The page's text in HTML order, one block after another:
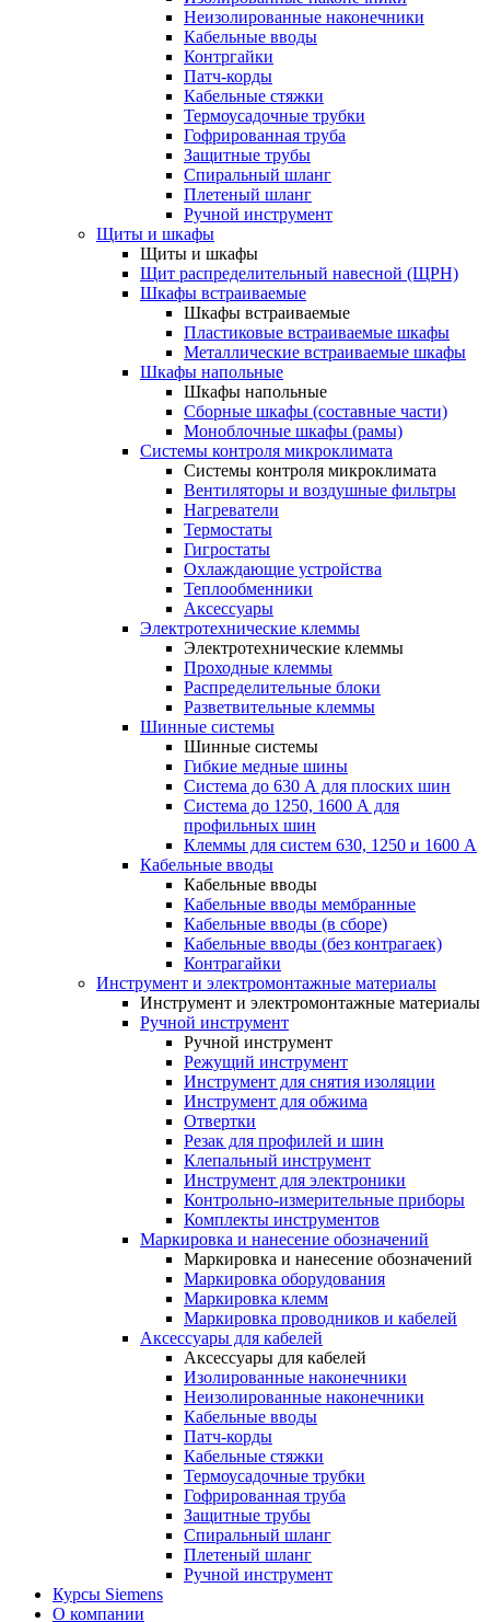
Неизолированные наконечники
Кабельные вводы
Контргайки
Патч-корды
Кабельные стяжки
Термоусадочные трубки
Гофрированная труба
Защитные трубы
Спиральный шланг
Плетеный шланг
Ручной инструмент
Щиты и шкафы
Щиты и шкафы
Щит распределительный навесной (ЩРН)
Шкафы встраиваемые
Шкафы встраиваемые
Пластиковые встраиваемые шкафы
Металлические встраиваемые шкафы
Шкафы напольные
Шкафы напольные
Сборные шкафы (составные части)
Моноблочные шкафы (рамы)
Системы контроля микроклимата
Системы контроля микроклимата
Вентиляторы и воздушные фильтры
Нагреватели
Термостаты
Гигростаты
Охлаждающие устройства
Теплообменники
Аксессуары
Электротехнические клеммы
Электротехнические клеммы
Проходные клеммы
Распределительные блоки
Разветвительные клеммы
Шинные системы
Шинные системы
Гибкие медные шины
Система до 630 А для плоских шин
Система до 1250, 1600 А для
профильных шин
Клеммы для систем 630, 1250 и 1600 А
Кабельные вводы
Кабельные вводы
Кабельные вводы мембранные
Кабельные вводы (в сборе)
Кабельные вводы (без контрагаек)
Контрагайки
Инструмент и электромонтажные материалы
Инструмент и электромонтажные материалы
Ручной инструмент
Ручной инструмент
Режущий инструмент
Инструмент для снятия изоляции
Инструмент для обжима
Отвертки
Резак для профилей и шин
Клепальный инструмент
Инструмент для электроники
Контрольно-измерительные приборы
Комплекты инструментов
Маркировка и нанесение обозначений
Маркировка и нанесение обозначений
Маркировка оборудования
Маркировка клемм
Маркировка проводников и кабелей
Аксессуары для кабелей
Аксессуары для кабелей
Изолированные наконечники
Неизолированные наконечники
Кабельные вводы
Патч-корды
Кабельные стяжки
Термоусадочные трубки
Гофрированная труба
Защитные трубы
Спиральный шланг
Плетеный шланг
Ручной инструмент
Курсы Siemens
О компании